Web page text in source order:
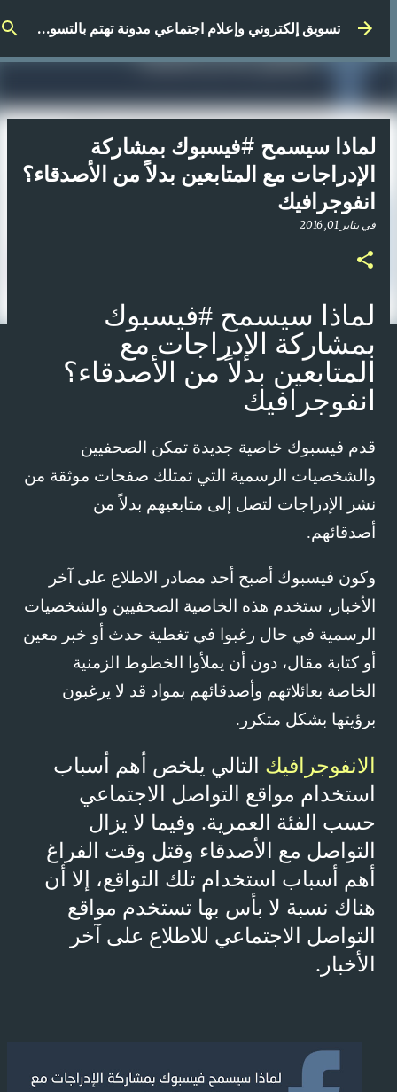
التخطي إلى المحتوى الرئيسي تسويق إلكتروني وإعلام اجتماعي مدونة تهتم بالتسويق الرقمي
لماذا سيسمح #فيسبوك بمشاركة
الإدراجات مع المتابعين بدلاً من الأصدقاء؟
انفوجرافيك
في يناير 01, 2016
لماذا سيسمح #فيسبوك
بمشاركة الإدراجات مع
المتابعين بدلاً من الأصدقاء؟
انفوجرافيك
قدم فيسبوك خاصية جديدة تمكن الصحفيين
والشخصيات الرسمية التي تمتلك صفحات موثقة من
نشر الإدراجات لتصل إلى متابعيهم بدلاً من
أصدقائهم.
وكون فيسبوك أصبح أحد مصادر الاطلاع على آخر
الأخبار، ستخدم هذه الخاصية الصحفيين والشخصيات
الرسمية في حال رغبوا في تغطية حدث أو خبر معين
أو كتابة مقال، دون أن يملأوا الخطوط الزمنية
الخاصة بعائلاتهم وأصدقائهم بمواد قد لا يرغبون
برؤيتها بشكل متكرر.
الانفوجرافيكالتالي يلخص أهم أسباب
استخدام مواقع التواصل الاجتماعي
حسب الفئة العمرية. وفيما لا يزال
التواصل مع الأصدقاء وقتل وقت الفراغ
أهم أسباب استخدام تلك التواقع، إلا أن
هناك نسبة لا بأس بها تستخدم مواقع
التواصل الاجتماعي للاطلاع على آخر
الأخبار.